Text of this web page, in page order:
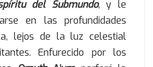
del Submundo, y le
en las profundidades
lejos de la luz celestial
Enfurecido por los